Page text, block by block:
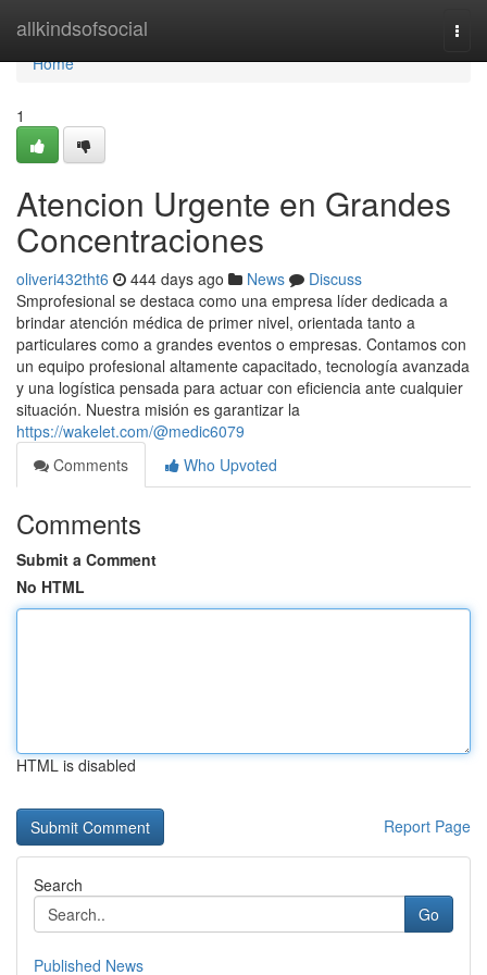
allkindsofsocial
Home
Home
1
Atencion Urgente en Grandes
Concentraciones
oliveri432tht6 444 days ago News
Discuss
Smprofesional se destaca como una empresa líder dedicada a
brindar atención médica de primer nivel, orientada tanto a
particulares como a grandes eventos o empresas. Contamos con
un equipo profesional altamente capacitado, tecnología avanzada
y una logística pensada para actuar con eficiencia ante cualquier
situación. Nuestra misión es garantizar la
https://wakelet.com/@medic6079
Comments
Who Upvoted
Comments
Submit a Comment
No HTML
HTML is disabled
Report Page
Search
Go
Published News